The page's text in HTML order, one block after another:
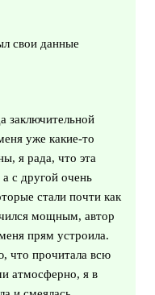
свои данные
заключительной
уже какие-то
я рада, что эта
а с другой очень
стали почти как
мощным, автор
прям устроила.
что прочитала всю
атмосферно, я в